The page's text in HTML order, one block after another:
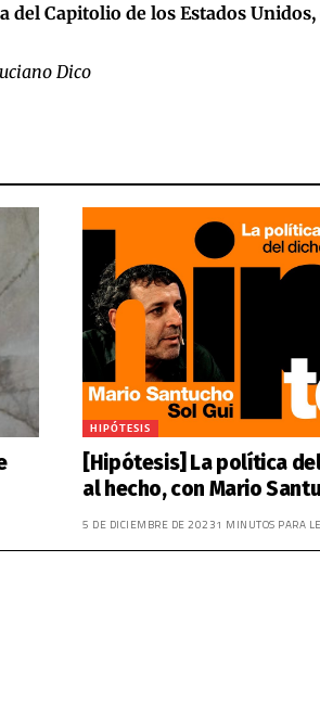
del Capitolio de los Estados Unidos,
Dico
HIPÓTESIS
[Hipótesis] La política
al hecho, con Mario
5 DE DICIEMBRE DE 20231 MINUTOS PARA